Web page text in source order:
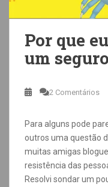
Por que
um
2 Comentários
Para alguns pode
outros uma questão
muitas amigas
resistência das
Resolvi sondar um